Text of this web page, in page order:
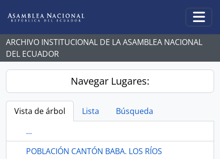
ARCHIVO INSTITUCIONAL DE LA ASAMBLEA NACIONAL
DEL ECUADOR
Navegar Lugares:
Vista de árbol Lista
Búsqueda
...
POBLACIÓN CANTÓN BABA. LOS RÍOS